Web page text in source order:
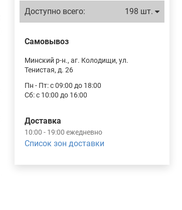
Доступно всего: 198 шт.
Самовывоз
Минский р-н., аг. Колодищи, ул.
Тенистая, д. 26
Пн - Пт: с 09:00 до 18:00
Сб: с 10:00 до 16:00
Доставка
10:00 - 19:00 ежедневно
Список зон доставки